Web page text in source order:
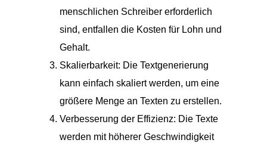
menschlichen Schreiber erforderlich
sind, entfallen die Kosten für Lohn und
Gehalt.
Skalierbarkeit: Die Textgenerierung
kann einfach skaliert werden, um eine
größere Menge an Texten zu erstellen.
Verbesserung der Effizienz: Die Texte
werden mit höherer Geschwindigkeit